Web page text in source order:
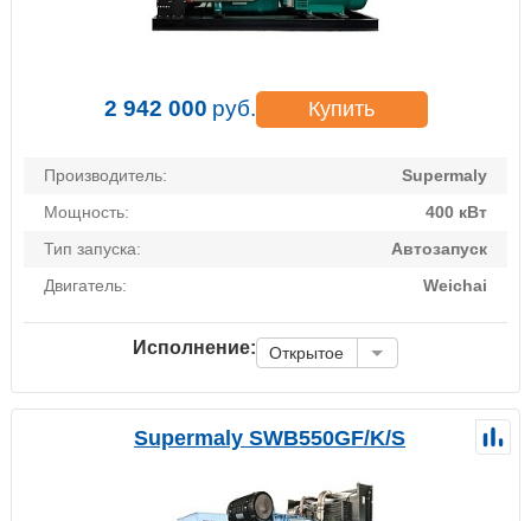
2 942 000 руб. Купить
Производитель:
Supermaly
Мощность:
400 кВт
Тип запуска:
Автозапуск
Двигатель:
Weichai
Исполнение: Открытое
Supermaly SWB550GF/K/S